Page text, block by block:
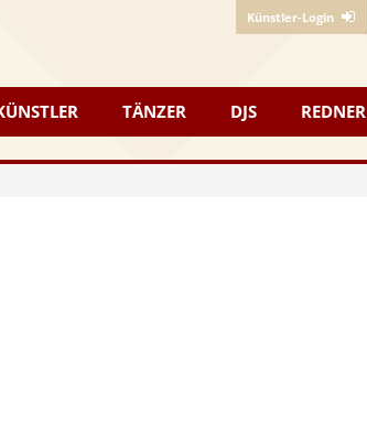
Künstler-Login
TÄNZER DJS REDNER